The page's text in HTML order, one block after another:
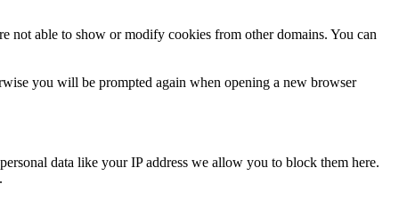
not able to show or modify cookies from other domains. You can
you will be prompted again when opening a new browser
data like your IP address we allow you to block them here.